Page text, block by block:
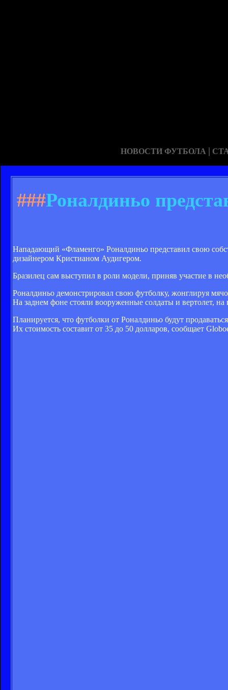
НОВОСТИ ФУТБОЛА |
###Роналдиньо
Нападающий «Фламенго» Роналдиньо представил свою
дизайнером Кристианом Аудигером.
Бразилец сам выступил в роли модели, приняв участие в
Роналдиньо демонстрировал свою футболку, жонглируя
На заднем фоне стояли вооруженные солдаты и вертолет,
Планируется, что футболки от Роналдиньо будут
Их стоимость составит от 35 до 50 долларов, сообщает